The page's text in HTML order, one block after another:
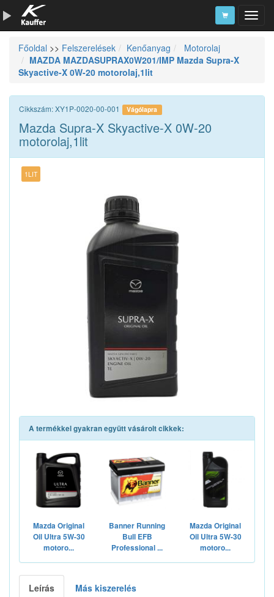
Szerszámkatalógus
Kosár
Alkatrészek
Főoldal >> Felszerelések Kenőanyag
Motorolaj
MAZDA MAZDASUPRAX0W201/IMP Mazda Supra-X
Skyactive-X 0W-20 motorolaj,1lit
Cikkszám: XY1P-0020-00-001 Vágólapra
Mazda Supra-X Skyactive-X 0W-20
motorolaj,1lit
1LIT
A termékkel gyakran együtt vásárolt cikkek:
Mazda Original
Oil Ultra 5W-30
motoro...
Banner Running
Bull EFB
Professional ...
Mazda Original
Oil Ultra 5W-30
motoro...
Leírás Más kiszerelés